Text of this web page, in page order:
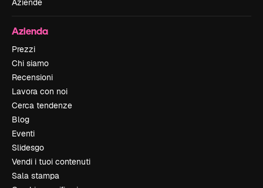
Aziende
Azienda
Prezzi
Chi siamo
Recensioni
Lavora con noi
Cerca tendenze
Blog
Eventi
Slidesgo
Vendi i tuoi contenuti
Sala stampa